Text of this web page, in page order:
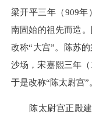
梁开平三年（909年
南固始的祖先而造
改称“大宫”。陈苏
沙场，宋嘉熙三年
于是改称“陈太尉宫”
陈太尉宫正殿建